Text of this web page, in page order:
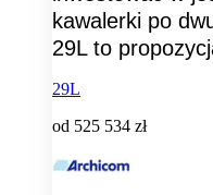
kawalerki po
29L to
29L
od 525 534 zł